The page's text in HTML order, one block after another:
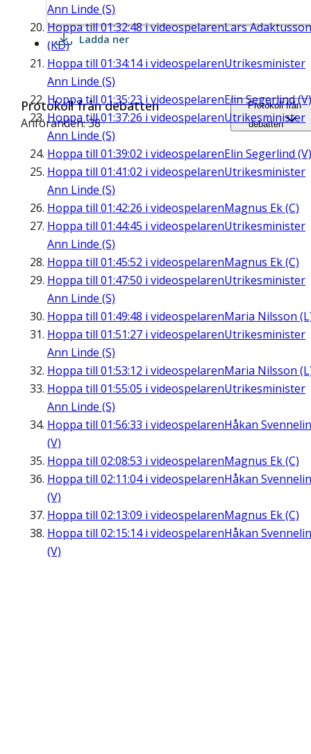
Ann Linde (S)
Hoppa till01:32:48i videospelarenLars Adaktusson
(KD)
Hoppa till 01:34:14i videospelarenUtrikesminister
Ann Linde (S)
Hoppa till 01:35:23 i videospelarenElin Segerlind (V)
Hoppa till01:37:26 i videospelarenUtrikesminister
Ann Linde (S)
Hoppa till 01:39:02 i videospelarenElin Segerlind (V)
Hoppa till 01:41:02 i videospelarenUtrikesminister
Ann Linde (S)
Hoppa till 01:42:26 i videospelarenMagnus Ek (C)
Hoppa till 01:44:45 i videospelarenUtrikesminister
Ann Linde (S)
Hoppa till 01:45:52 i videospelarenMagnus Ek (C)
Hoppa till 01:47:50 i videospelarenUtrikesminister
Ann Linde (S)
Hoppa till 01:49:48 i videospelarenMaria Nilsson
Hoppa till 01:51:27 i videospelarenUtrikesminister
Ann Linde (S)
Hoppa till 01:53:12 i videospelarenMaria Nilsson
Hoppa till 01:55:05 i videospelarenUtrikesminister
Ann Linde (S)
Hoppa till 01:56:33 i videospelarenHåkan
(V)
Hoppa till 02:08:53 i videospelarenMagnus Ek (C)
Hoppa till 02:11:04i videospelarenHåkan
(V)
Hoppa till 02:13:09 i videospelarenMagnus Ek (C)
Hoppa till 02:15:14i videospelarenHåkan
(V)
Ladda ner
Protokoll från debatten
Anföranden: 38
Protokoll från
debatten